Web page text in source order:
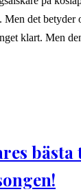
Men det betyder
klart. Men